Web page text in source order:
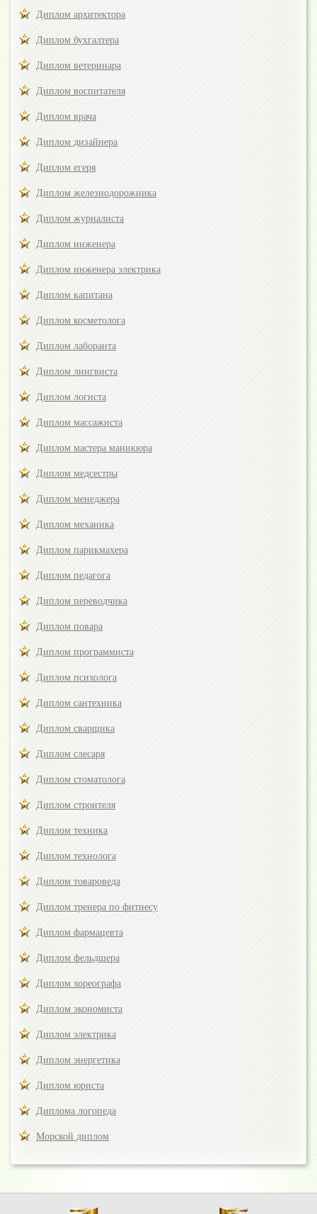
Диплом архитектора
Диплом бухгалтера
Диплом ветеринара
Диплом воспитателя
Диплом врача
Диплом дизайнера
Диплом егеря
Диплом железнодорожника
Диплом журналиста
Диплом инженера
Диплом инженера электрика
Диплом капитана
Диплом косметолога
Диплом лаборанта
Диплом лингвиста
Диплом логиста
Диплом массажиста
Диплом мастера маникюра
Диплом медсестры
Диплом менеджера
Диплом механика
Диплом парикмахера
Диплом педагога
Диплом переводчика
Диплом повара
Диплом программиста
Диплом психолога
Диплом сантехника
Диплом сварщика
Диплом слесаря
Диплом стоматолога
Диплом строителя
Диплом техника
Диплом технолога
Диплом товароведа
Диплом тренера по фитнесу
Диплом фармацевта
Диплом фельдшера
Диплом хореографа
Диплом экономиста
Диплом электрика
Диплом энергетика
Диплом юриста
Диплома логопеда
Морской диплом